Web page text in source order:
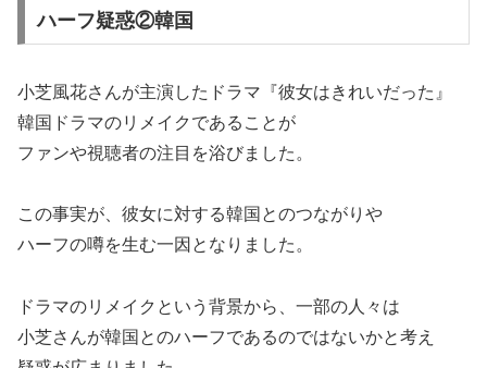
ハーフ疑惑②韓国
小芝風花さんが主演したドラマ『彼女はきれいだった』
韓国ドラマのリメイクであることが
ファンや視聴者の注目を浴びました。
この事実が、彼女に対する韓国とのつながりや
ハーフの噂を生む一因となりました。
ドラマのリメイクという背景から、一部の人々は
小芝さんが韓国とのハーフであるのではないかと考え